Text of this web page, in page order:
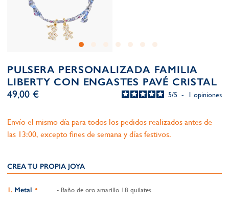
PULSERA PERSONALIZADA FAMILIA
LIBERTY CON ENGASTES PAVÉ CRISTAL
5/5 - 1 opiniones
49,00 €
Envío el mismo día para todos los pedidos realizados antes de
las 13:00, excepto fines de semana y días festivos.
CREA TU PROPIA JOYA
Metal - Baño de oro amarillo 18 quilates